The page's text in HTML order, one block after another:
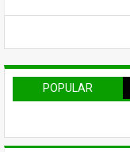
POPULAR